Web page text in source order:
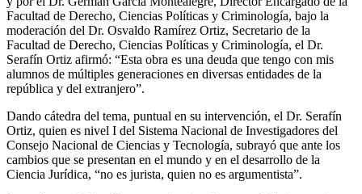
Facultad de Derecho, Ciencias Políticas y Criminología, bajo la
moderación del Dr. Osvaldo Ramírez Ortiz, Secretario de la
Facultad de Derecho, Ciencias Políticas y Criminología, el Dr.
Serafín Ortiz afirmó: “Esta obra es una deuda que tengo con mis
alumnos de múltiples generaciones en diversas entidades de la
república y del extranjero”.
Dando cátedra del tema, puntual en su intervención, el Dr. Serafín
Ortiz, quien es nivel I del Sistema Nacional de Investigadores del
Consejo Nacional de Ciencias y Tecnología, subrayó que ante los
cambios que se presentan en el mundo y en el desarrollo de la
Ciencia Jurídica, “no es jurista, quien no es argumentista”.